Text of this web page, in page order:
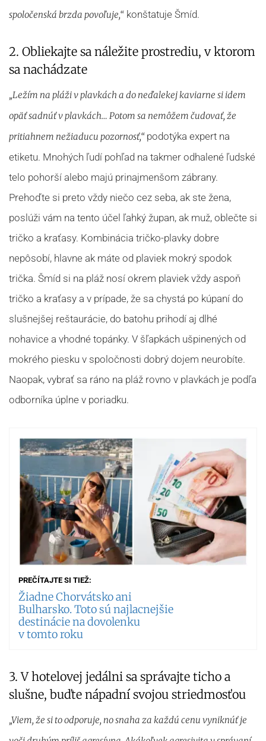
spoločenská brzda povoľuje,“ konštatuje Šmíd.
2. Obliekajte sa náležite prostrediu, v ktorom
sa nachádzate
„Ležím na pláži v plavkách a do neďalekej kaviarne si idem
opäť sadnúť v plavkách… Potom sa nemôžem čudovať, že
pritiahnem nežiaducu pozornosť,“ podotýka expert na
etiketu. Mnohých ľudí pohľad na takmer odhalené ľudské
telo pohorší alebo majú prinajmenšom zábrany.
Prehoďte si preto vždy niečo cez seba, ak ste žena,
poslúži vám na tento účel ľahký župan, ak muž, oblečte si
tričko a kraťasy. Kombinácia tričko-plavky dobre
nepôsobí, hlavne ak máte od plaviek mokrý spodok
trička. Šmíd si na pláž nosí okrem plaviek vždy aspoň
tričko a kraťasy a v prípade, že sa chystá po kúpaní do
slušnejšej reštaurácie, do batohu prihodí aj dlhé
nohavice a vhodné topánky. V šľapkách ušpinených od
mokrého piesku v spoločnosti dobrý dojem neurobíte.
Naopak, vybrať sa ráno na pláž rovno v plavkách je podľa
odborníka úplne v poriadku.
PREČÍTAJTE SI TIEŽ:
Žiadne Chorvátsko ani
Bulharsko. Toto sú najlacnejšie
destinácie na dovolenku
v tomto roku
3. V hotelovej jedálni sa správajte ticho a
slušne, buďte nápadní svojou striedmosťou
„Viem, že si to odporuje, no snaha za každú cenu vyniknúť je